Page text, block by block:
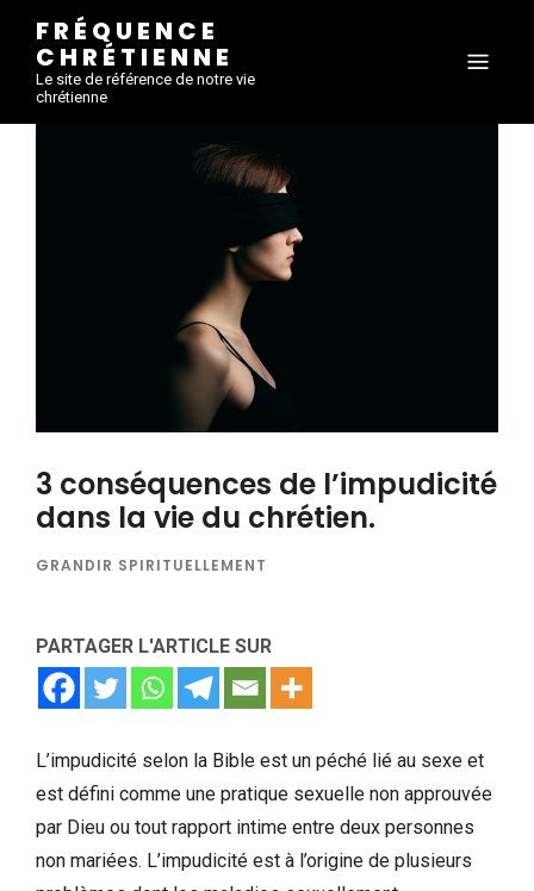
FRÉQUENCE
CHRÉTIENNE
Le site de référence de notre vie
chrétienne
3 conséquences de l’impudicité
dans la vie du chrétien.
GRANDIR SPIRITUELLEMENT
PARTAGER L'ARTICLE SUR
L’impudicité selon la Bible est un péché lié au sexe et
est défini comme une pratique sexuelle non approuvée
par Dieu ou tout rapport intime entre deux personnes
non mariées. L’impudicité est à l’origine de plusieurs